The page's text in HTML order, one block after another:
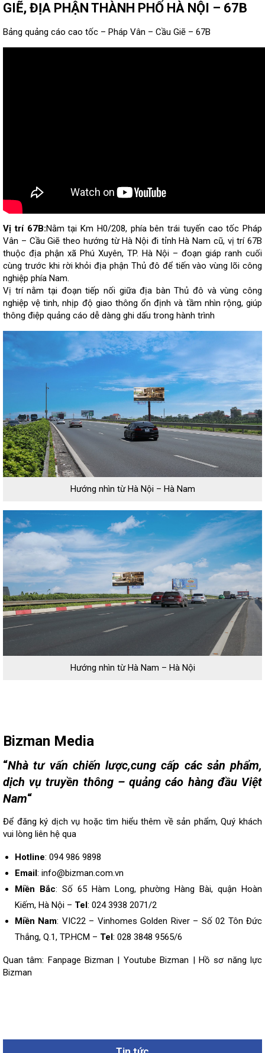
GIẼ, ĐỊA PHẬN THÀNH PHỐ HÀ NỘI – 67B
Bảng quảng cáo cao tốc – Pháp Vân – Cầu Giẽ – 67B
Vị trí 67B:Nằm tại Km H0/208, phía bên trái tuyến cao tốc Pháp
Vân – Cầu Giẽ theo hướng từ Hà Nội đi tỉnh Hà Nam cũ, vị trí 67B
thuộc địa phận xã Phú Xuyên, TP. Hà Nội – đoạn giáp ranh cuối
cùng trước khi rời khỏi địa phận Thủ đô để tiến vào vùng lõi công
nghiệp phía Nam.
Vị trí nằm tại đoạn tiếp nối giữa địa bàn Thủ đô và vùng công
nghiệp vệ tinh, nhịp độ giao thông ổn định và tầm nhìn rộng, giúp
thông điệp quảng cáo dễ dàng ghi dấu trong hành trình
Hướng nhìn từ Hà Nội – Hà Nam
Hướng nhìn từ Hà Nam – Hà Nội
Bizman Media
“Nhà tư vấn chiến lược,cung cấp các sản phẩm,
dịch vụ truyền thông – quảng cáo hàng đầu Việt
Nam“
Để đăng ký dịch vụ hoặc tìm hiểu thêm về sản phẩm, Quý khách
vui lòng liên hệ qua
Hotline: 094 986 9898
Email: info@bizman.com.vn
Miền Bắc: Số 65 Hàm Long, phường Hàng Bài, quận Hoàn
Kiếm, Hà Nội – Tel: 024 3938 2071/2
Miền Nam: VIC22 – Vinhomes Golden River – Số 02 Tôn Đức
Thắng, Q.1, TP.HCM – Tel: 028 3848 9565/6
Quan tâm: Fanpage Bizman | Youtube Bizman | Hồ sơ năng lực
Bizman